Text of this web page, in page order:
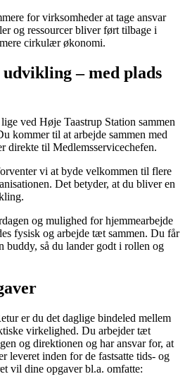
for virksomheder at tage ansvar
og ressourcer bliver ført tilbage i
cirkulær økonomi.
– med plads
ved Høje Taastrup Station sammen
kommer til at arbejde sammen med
direkte til Medlemsservicechefen.
vi at byde velkommen til flere
Det betyder, at du bliver en
og mulighed for hjemmearbejde
fysisk og arbejde tæt sammen. Du får
buddy, så du lander godt i rollen og
er du det daglige bindeled mellem
virkelighed. Du arbejder tæt
og direktionen og har ansvar for, at
leveret inden for de fastsatte tids- og
vil dine opgaver bl.a. omfatte: